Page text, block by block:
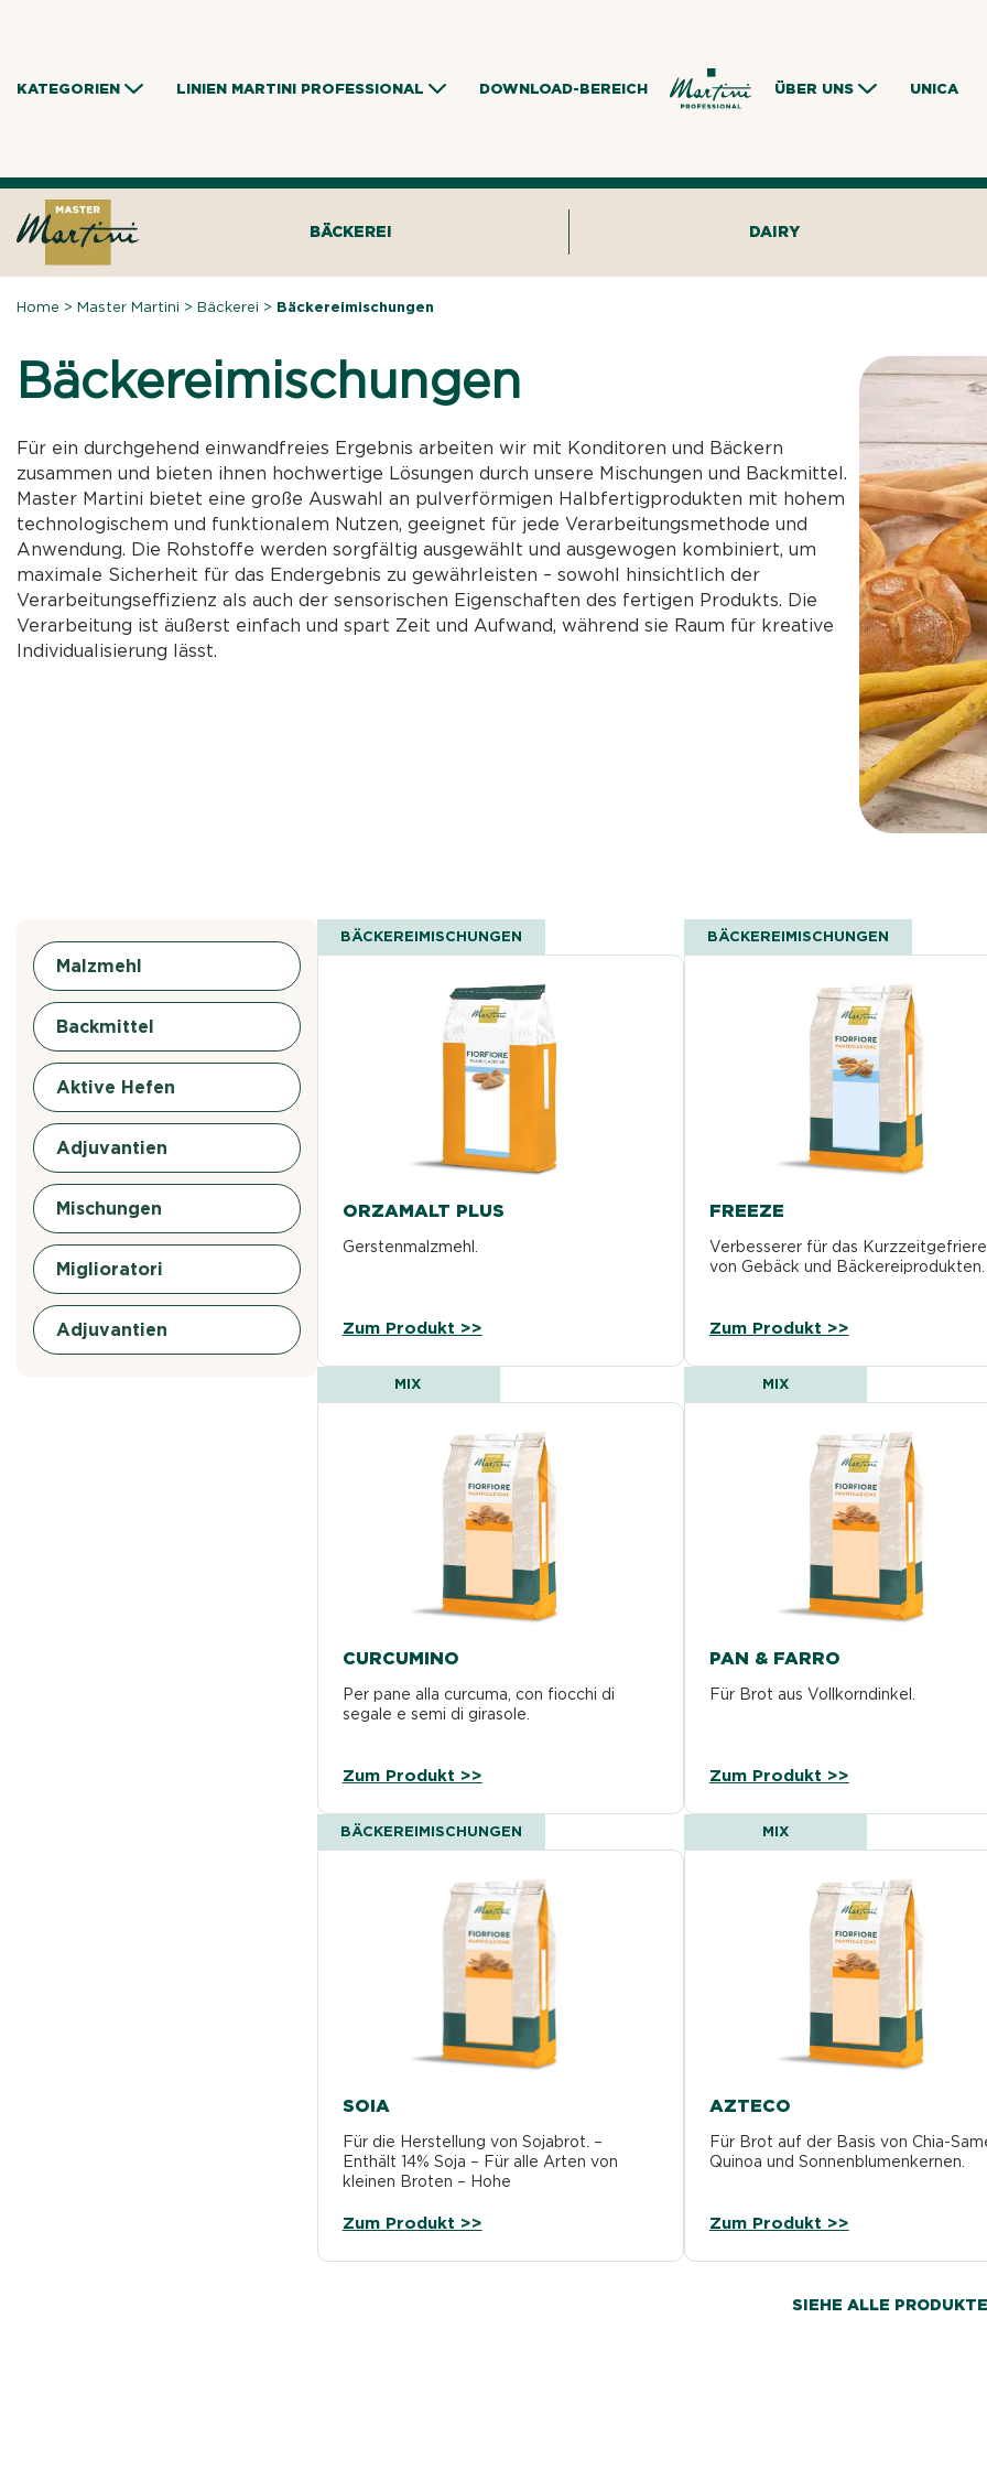
KATEGORIEN LINIEN MARTINI PROFESSIONAL DOWNLOAD-BEREICH ÜBER UNS UNICA
BÄCKEREI DAIRY
Home >Master Martini >Bäckerei > Bäckereimischungen
Bäckereimischungen
Für ein durchgehend einwandfreies Ergebnis arbeiten wir mit Konditoren und Bäckern
zusammen und bieten ihnen hochwertige Lösungen durch unsere Mischungen und Backmittel.
Master Martini bietet eine große Auswahl an pulverförmigen Halbfertigprodukten mit hohem
technologischem und funktionalem Nutzen, geeignet für jede Verarbeitungsmethode und
Anwendung. Die Rohstoffe werden sorgfältig ausgewählt und ausgewogen kombiniert, um
maximale Sicherheit für das Endergebnis zu gewährleisten – sowohl hinsichtlich der
Verarbeitungseffizienz als auch der sensorischen Eigenschaften des fertigen Produkts. Die
Verarbeitung ist äußerst einfach und spart Zeit und Aufwand, während sie Raum für kreative
Individualisierung lässt.
Malzmehl
Backmittel
Aktive Hefen
Adjuvantien
Mischungen
Miglioratori
Adjuvantien
BÄCKEREIMISCHUNGEN
ORZAMALT PLUS
Gerstenmalzmehl.
Zum Produkt >>
BÄCKEREIMISCHUNGEN
FREEZE
Verbesserer für das
von Gebäck und Bäckereiprodukten.
Zum Produkt >>
MIX
CURCUMINO
Per pane alla curcuma, con fiocchi di
segale e semi di girasole.
Zum Produkt >>
MIX
PAN & FARRO
Für Brot aus Vollkorndinkel.
Zum Produkt >>
BÄCKEREIMISCHUNGEN
SOIA
Für die Herstellung von Sojabrot. –
Enthält 14% Soja – Für alle Arten von
kleinen Broten – Hohe
Zum Produkt >>
MIX
AZTECO
Für Brot auf der Basis von Chia-
Quinoa und Sonnenblumenkernen.
Zum Produkt >>
SIEHE ALLE